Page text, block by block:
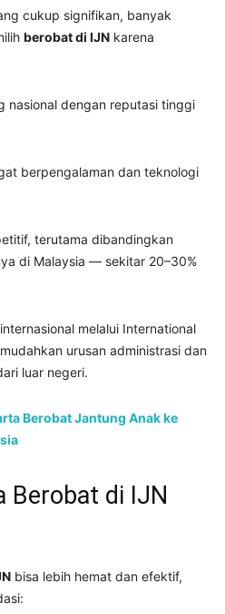
cukup signifikan, banyak
berobat di IJN karena
nasional dengan reputasi tinggi
berpengalaman dan teknologi
terutama dibandingkan
di Malaysia — sekitar 20–30%
melalui International
urusan administrasi dan
luar negeri.
Berobat Jantung Anak ke
Berobat di IJN
bisa lebih hemat dan efektif,